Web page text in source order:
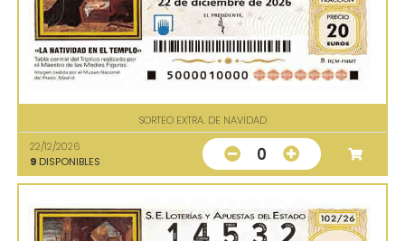
SORTEO EXTRA. DE NAVIDAD
22/12/2026
9 DISPONIBLES 0